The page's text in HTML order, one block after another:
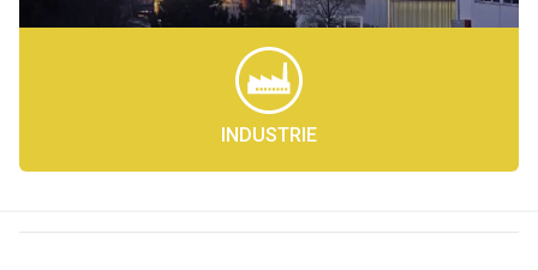
INDUSTRIE